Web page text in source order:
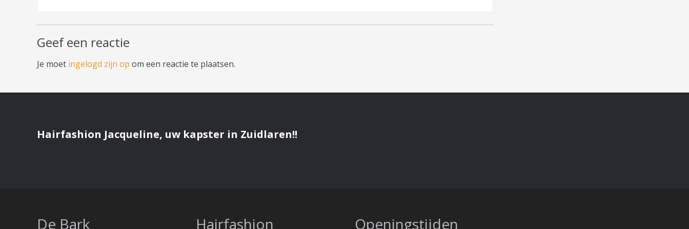
Geef een reactie
Je moet ingelogd zijn op om een reactie te plaatsen.
Hairfashion Jacqueline, uw kapster in Zuidlaren!!
De Bark Hairfashion Openingstijden